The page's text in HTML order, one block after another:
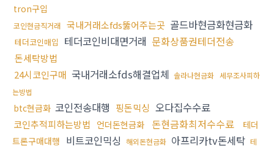
tron구입
코인현금직거래 국내거래소fds뚫어주는곳 골드바현금화현금화
테더코인매입 테더코인비대면거래 문화상품권테더전송
돈세탁방법
24시코인구매 국내거래소fds해결업체 솔라나현금화 세무조사피하
는방법
btc현금화 코인전송대행 핑돈믹싱 오다집수수료
코인추적피하는방법 언더돈현금화 돈현금화최저수수료
테더
트론구매대행 비트코인믹싱 해외돈현금화 아프리카tv돈세탁 테